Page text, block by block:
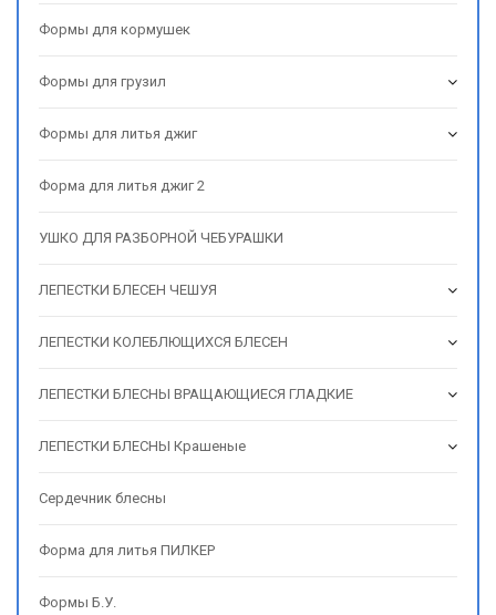
Формы для кормушек
Формы для грузил
Формы для литья джиг
Форма для литья джиг 2
УШКО ДЛЯ РАЗБОРНОЙ ЧЕБУРАШКИ
ЛЕПЕСТКИ БЛЕСЕН ЧЕШУЯ
ЛЕПЕСТКИ КОЛЕБЛЮЩИХСЯ БЛЕСЕН
ЛЕПЕСТКИ БЛЕСНЫ ВРАЩАЮЩИЕСЯ ГЛАДКИЕ
ЛЕПЕСТКИ БЛЕСНЫ Крашеные
Сердечник блесны
Форма для литья ПИЛКЕР
Формы Б.У.